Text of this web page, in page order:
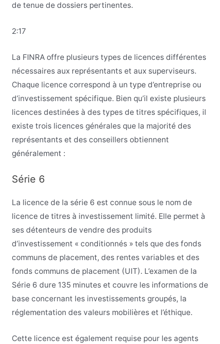
de tenue de dossiers pertinentes.
2:17
La FINRA offre plusieurs types de licences différentes
nécessaires aux représentants et aux superviseurs.
Chaque licence correspond à un type d’entreprise ou
d’investissement spécifique. Bien qu’il existe plusieurs
licences destinées à des types de titres spécifiques, il
existe trois licences générales que la majorité des
représentants et des conseillers obtiennent
généralement :
Série 6
La licence de la série 6 est connue sous le nom de
licence de titres à investissement limité. Elle permet à
ses détenteurs de vendre des produits
d’investissement « conditionnés » tels que des fonds
communs de placement, des rentes variables et des
fonds communs de placement (UIT). L’examen de la
Série 6 dure 135 minutes et couvre les informations de
base concernant les investissements groupés, la
réglementation des valeurs mobilières et l’éthique.
Cette licence est également requise pour les agents